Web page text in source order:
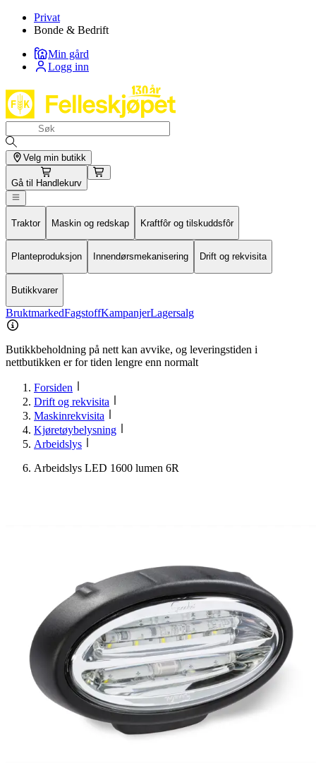
Privat
Bonde & Bedrift
Min gård
Logg inn
Velg min butikk
Gå til Handlekurv
Traktor Maskin og redskap Kraftfôr og tilskuddsfôr
Planteproduksjon Innendørsmekanisering Drift og rekvisita
Butikkvarer
BruktmarkedFagstoffKampanjerLagersalg
Butikkbeholdning på nett kan avvike, og leveringstiden i
nettbutikken er for tiden lengre enn normalt
Forsiden
Drift og rekvisita
Maskinrekvisita
Kjøretøybelysning
Arbeidslys
Arbeidslys LED 1600 lumen 6R